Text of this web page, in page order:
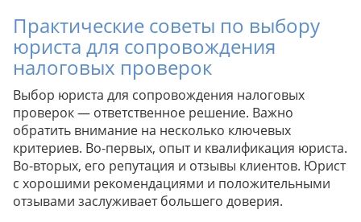
Практические советы по выбору
юриста для сопровождения
налоговых проверок
Выбор юриста для сопровождения налоговых
проверок — ответственное решение. Важно
обратить внимание на несколько ключевых
критериев. Во-первых, опыт и квалификация юриста.
Во-вторых, его репутация и отзывы клиентов. Юрист
с хорошими рекомендациями и положительными
отзывами заслуживает большего доверия.